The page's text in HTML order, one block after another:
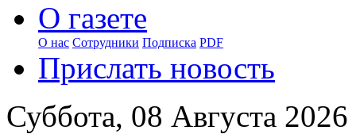
О газете
О нас Сотрудники Подписка PDF
Прислать новость
Суббота, 08 Августа 2026